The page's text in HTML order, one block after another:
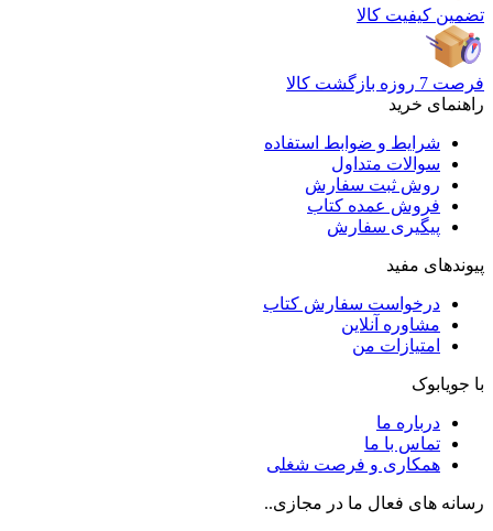
تضمین کیفیت کالا
فرصت 7 روزه بازگشت کالا
راهنمای خرید
شرایط و ضوابط استفاده
سوالات متداول
روش ثبت سفارش
فروش عمده کتاب
پیگیری سفارش
پیوندهای مفید
درخواست سفارش کتاب
مشاوره آنلاین
امتیازات من
با جویابوک
درباره ما
تماس با ما
همکاری و فرصت شغلی
رسانه های فعال ما در مجازی..